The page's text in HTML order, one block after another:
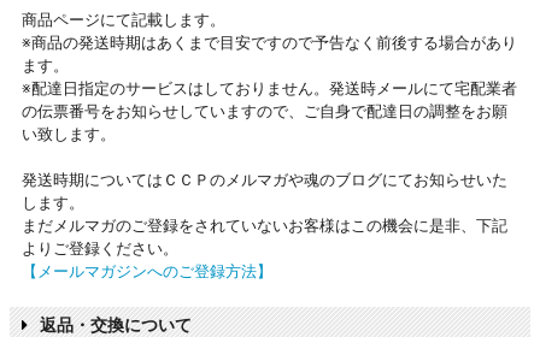
商品ページにて記載します。
※商品の発送時期はあくまで目安ですので予告なく前後する場合があり
ます。
※配達日指定のサービスはしておりません。発送時メールにて宅配業者
の伝票番号をお知らせしていますので、ご自身で配達日の調整をお願
い致します。
発送時期についてはＣＣＰのメルマガや魂のブログにてお知らせいた
します。
まだメルマガのご登録をされていないお客様はこの機会に是非、下記
よりご登録ください。
【メールマガジンへのご登録方法】
返品・交換について